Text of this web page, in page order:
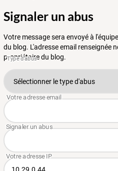
Signaler un abus
Votre message sera envoyé à
du blog. L'adresse email renseignée
propriétaire du blog.